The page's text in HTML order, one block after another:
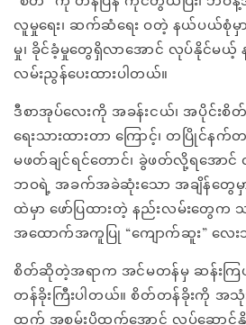
လူမှုရေး၊ ဆက်ဆံရေး ဝတဲ့ နယ်ပယ်စုံမှာ
မှု၊ ခိုင်ခံ့မှုတွေရှိလာအောင် လုပ်နိုင်မယ့်
လမ်းညွန်ပေးထားပါတယ်။
ဒီစာအုပ်လေးကို အခန်းငယ်၊ အပိုင်းစိတ်
ရေးသားထားတာ ကြောင့်၊ တပြိုင်န
မဖတ်ချင်ရင်တောင်၊ ခွဲဖတ်လို့ရအောင်
ဘဝရဲ့ အခက်အခဲဆုံးသော အချိန်တွေမှ
ထဲမှာ ဖော်ပြထားတဲ့ နည်းလမ်းတွေ
အထောက်အကူပြု “ကျောက်ဆူး” လေးသ
စိတ်ဆိုတဲ့အရာက အင်မတန်မှ ဆန်းကြ
တန်ခိုးကြီးပါတယ်။ စိတ်တန်ခိုးကို အသုံး
ထက် အစွမ်းပိုထက်အောင် လုပ်ဆောင်နို